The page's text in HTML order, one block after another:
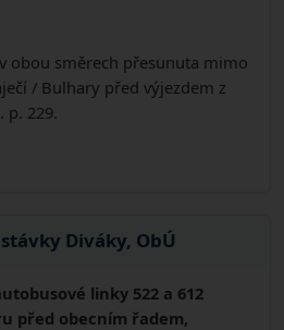
obou směrech přesunuta mimo
/ Bulhary před výjezdem z
p. 229.
Diváky, ObÚ
linky 522 a 612
před obecním řadem,